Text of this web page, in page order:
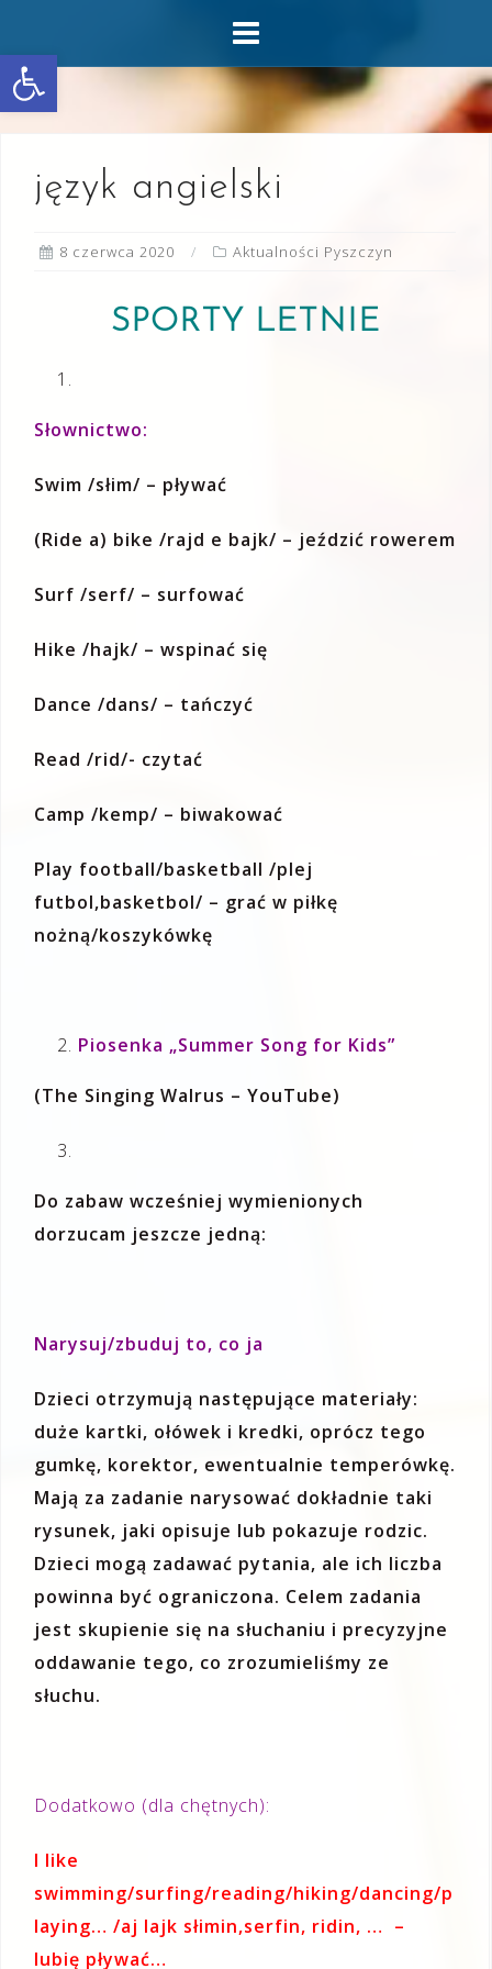
Otwórz pasek narzędzi
content
język angielski
8 czerwca 2020 Aktualności Pyszczyn
SPORTY LETNIE
Słownictwo:
Swim /słim/ – pływać
(Ride a) bike /rajd e bajk/ – jeździć rowerem
Surf /serf/ – surfować
Hike /hajk/ – wspinać się
Dance /dans/ – tańczyć
Read /rid/- czytać
Camp /kemp/ – biwakować
Play football/basketball /plej
futbol,basketbol/ – grać w piłkę
nożną/koszykówkę
Piosenka „Summer Song for Kids”
(The Singing Walrus – YouTube)
Do zabaw wcześniej wymienionych
dorzucam jeszcze jedną:
Narysuj/zbuduj to, co ja
Dzieci otrzymują następujące materiały:
duże kartki, ołówek i kredki, oprócz tego
gumkę, korektor, ewentualnie temperówkę.
Mają za zadanie narysować dokładnie taki
rysunek, jaki opisuje lub pokazuje rodzic.
Dzieci mogą zadawać pytania, ale ich liczba
powinna być ograniczona. Celem zadania
jest skupienie się na słuchaniu i precyzyjne
oddawanie tego, co zrozumieliśmy ze
słuchu.
Dodatkowo (dla chętnych):
I like
swimming/surfing/reading/hiking/dancing/p
laying… /aj lajk słimin,serfin, ridin, … –
lubię pływać…